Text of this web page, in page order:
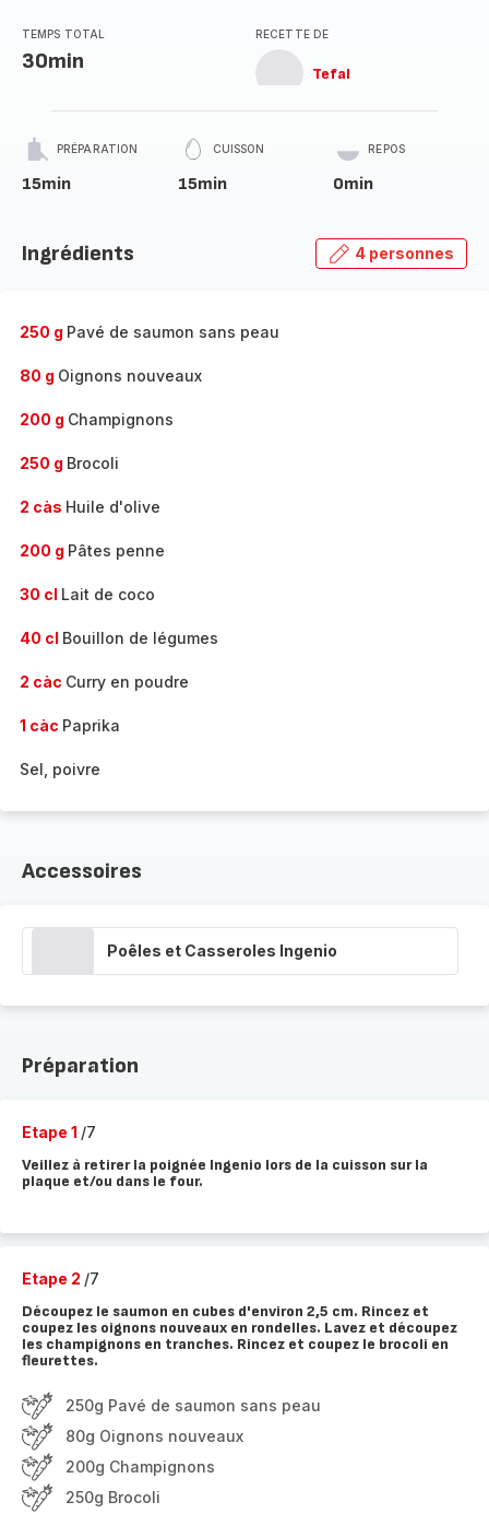
TEMPS TOTAL
30min
RECETTE DE
Tefal
PRÉPARATION
15min
CUISSON
15min
REPOS
0min
Ingrédients 4 personnes
250 g Pavé de saumon sans peau
80 g Oignons nouveaux
200 g Champignons
250 g Brocoli
2 càs Huile d'olive
200 g Pâtes penne
30 cl Lait de coco
40 cl Bouillon de légumes
2 càc Curry en poudre
1 càc Paprika
Sel, poivre
Accessoires
Poêles et Casseroles Ingenio
Préparation
Etape 1 /7
Veillez à retirer la poignée Ingenio lors de la cuisson sur la
plaque et/ou dans le four.
Etape 2 /7
Découpez le saumon en cubes d'environ 2,5 cm. Rincez et
coupez les oignons nouveaux en rondelles. Lavez et découpez
les champignons en tranches. Rincez et coupez le brocoli en
fleurettes.
250g Pavé de saumon sans peau
80g Oignons nouveaux
200g Champignons
250g Brocoli